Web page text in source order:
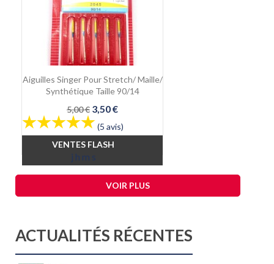
Aiguilles Singer Pour Stretch/ Maille/
Synthétique Taille 90/14
Prix
de
base
5,00 € Prix
3,50 €
(5 avis)
VENTES FLASH
j h m s
VOIR PLUS
ACTUALITÉS RÉCENTES